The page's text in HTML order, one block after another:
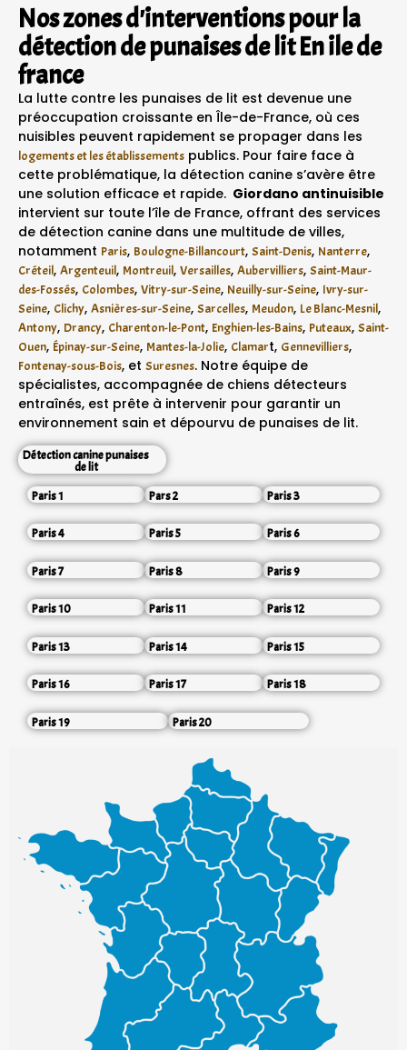
Nos zones d'interventions pour la
détection de punaises de lit En ile de
france
La lutte contre les punaises de lit est devenue une
préoccupation croissante en Île-de-France, où ces
nuisibles peuvent rapidement se propager dans les
logements et les établissements publics. Pour faire face à
cette problématique, la détection canine s’avère être
une solution efficace et rapide. Giordano antinuisible
intervient sur toute l’île de France, offrant des services
de détection canine dans une multitude de villes,
notamment Paris, Boulogne-Billancourt, Saint-Denis, Nanterre,
Créteil, Argenteuil, Montreuil, Versailles, Aubervilliers, Saint-Maur-
des-Fossés, Colombes, Vitry-sur-Seine, Neuilly-sur-Seine, Ivry-sur-
Seine, Clichy, Asnières-sur-Seine, Sarcelles, Meudon, Le Blanc-Mesnil,
Antony, Drancy, Charenton-le-Pont, Enghien-les-Bains, Puteaux, Saint-
Ouen, Épinay-sur-Seine, Mantes-la-Jolie, Clamart, Gennevilliers,
Fontenay-sous-Bois, et Suresnes. Notre équipe de
spécialistes, accompagnée de chiens détecteurs
entraînés, est prête à intervenir pour garantir un
environnement sain et dépourvu de punaises de lit.
Détection canine punaises
de lit
Paris 1
Pars 2 Paris 3
Paris 4 Paris 5 Paris 6
Paris 7 Paris 8 Paris 9
Paris 10 Paris 11 Paris 12
Paris 13 Paris 14 Paris 15
Paris 16 Paris 17 Paris 18
Paris 19 Paris 20